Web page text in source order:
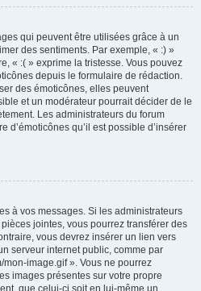
qui peuvent être utilisées grâce à un
des sentiments. Par exemple, « :) »
« :( » exprime la tristesse. Vous pouvez
depuis le formulaire de rédaction.
des émoticônes, elles peuvent
et un modérateur pourrait décider de le
Les administrateurs du forum
d’émoticônes qu’il est possible d’insérer
à vos messages. Si les administrateurs
jointes, vous pourrez transférer des
vous devrez insérer un lien vers
serveur internet public, comme par
image.gif ». Vous ne pourrez
images présentes sur votre propre
que celui-ci soit en lui-même un